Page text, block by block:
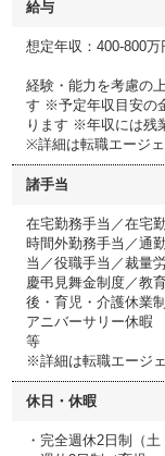
給与
想定年収：400-800万
経験・能力を考慮の
す ※予定年収目安の
ります ※年収には残
※詳細は転職エージェ
諸手当
在宅勤務手当／在宅
時間外勤務手当／通
当／役職手当／裁量
慶弔見舞金制度／教
後・育児・介護休業
アニバーサリー休暇
等
※詳細は転職エージ
休日・休暇
・完全週休2日制（土